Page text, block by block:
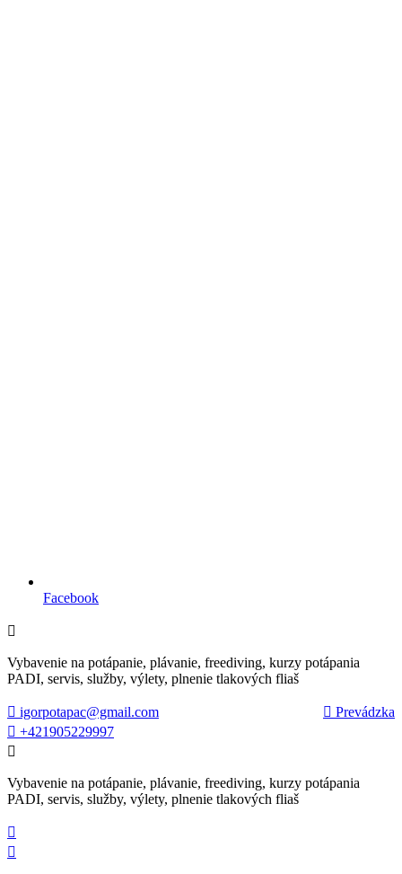
Facebook

Vybavenie na potápanie, plávanie, freediving, kurzy potápania
PADI, servis, služby, výlety, plnenie tlakových fliaš
 igorpotapac@gmail.com
 +421905229997
 Prevádzka

Vybavenie na potápanie, plávanie, freediving, kurzy potápania
PADI, servis, služby, výlety, plnenie tlakových fliaš

